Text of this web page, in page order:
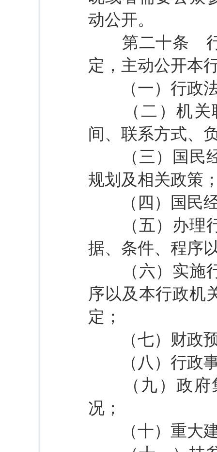
动公开。
第二十条 行
定，主动公开本
（一）行政法
（二）机关职
间、联系方式、
（三）国民经
规划及相关政策
（四）国民经
（五）办理行
据、条件、程序
（六）实施行
序以及本行政机
定；
（七）财政预
（八）行政事
（九）政府集
况；
（十）重大建